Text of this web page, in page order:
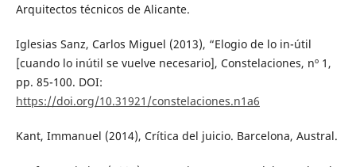
Arquitectos técnicos de Alicante.
Iglesias Sanz, Carlos Miguel (2013), “Elogio de lo in-útil
[cuando lo inútil se vuelve necesario], Constelaciones, nº 1,
pp. 85-100. DOI:
https://doi.org/10.31921/constelaciones.n1a6
Kant, Immanuel (2014), Crítica del juicio. Barcelona, Austral.